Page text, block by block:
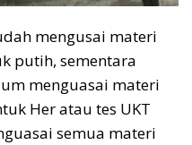
mengusai materi
putih, sementara
menguasai materi
Her atau tes UKT
semua materi